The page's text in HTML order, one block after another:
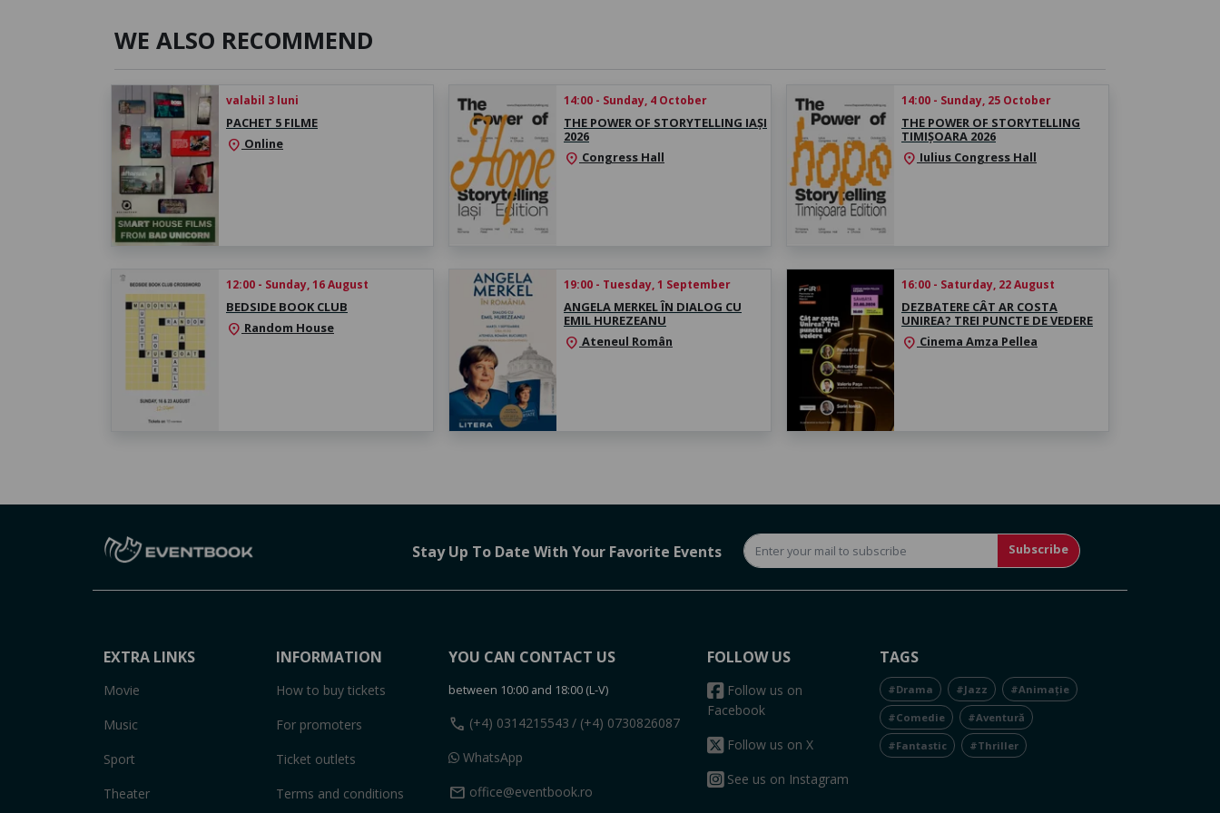
WE ALSO RECOMMEND
valabil 3 luni
PACHET 5 FILME
location_on Online
14:00 - Sunday, 4 October
THE POWER OF STORYTELLING IAȘI
2026
location_on Congress Hall
14:00 - Sunday, 25 October
THE POWER OF STORYTELLING
TIMIȘOARA 2026
location_on Iulius Congress Hall
12:00 - Sunday, 16 August
BEDSIDE BOOK CLUB
location_on Random House
19:00 - Tuesday, 1 September
ANGELA MERKEL ÎN DIALOG CU
EMIL HUREZEANU
location_on Ateneul Român
16:00 - Saturday, 22 August
DEZBATERE CÂT AR COSTA
UNIREA? TREI PUNCTE DE VEDERE
location_on Cinema Amza Pellea
Stay Up To Date With Your Favorite Events Subscribe
EXTRA LINKS
Movie
Music
Sport
Theater
INFORMATION
How to buy tickets
For promoters
Ticket outlets
Terms and conditions
YOU CAN CONTACT US
between 10:00 and 18:00 (L-V)
call (+4) 0314215543 / (+4) 0730826087
WhatsApp
mail office@eventbook.ro
FOLLOW US
Follow us on
Facebook
Follow us on X
See us on Instagram
TAGS
#Drama #Jazz #Animație
#Comedie #Aventură
#Fantastic #Thriller